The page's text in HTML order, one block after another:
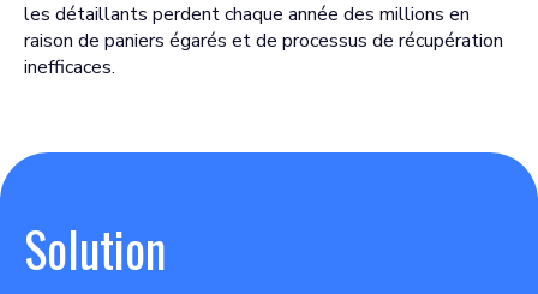
les détaillants perdent chaque année des millions en
raison de paniers égarés et de processus de récupération
inefficaces.
Solution